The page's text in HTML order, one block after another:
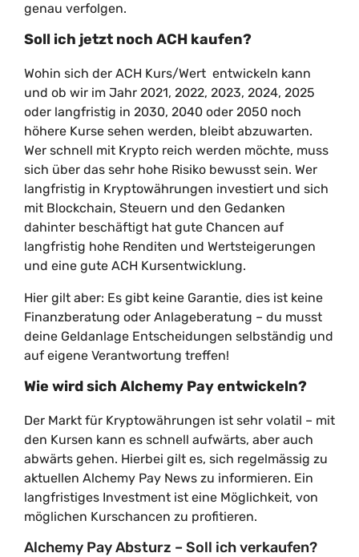
genau verfolgen.
Soll ich jetzt noch ACH kaufen?
Wohin sich der ACH Kurs/Wert entwickeln kann
und ob wir im Jahr 2021, 2022, 2023, 2024, 2025
oder langfristig in 2030, 2040 oder 2050 noch
höhere Kurse sehen werden, bleibt abzuwarten.
Wer schnell mit Krypto reich werden möchte, muss
sich über das sehr hohe Risiko bewusst sein. Wer
langfristig in Kryptowährungen investiert und sich
mit Blockchain, Steuern und den Gedanken
dahinter beschäftigt hat gute Chancen auf
langfristig hohe Renditen und Wertsteigerungen
und eine gute ACH Kursentwicklung.
Hier gilt aber: Es gibt keine Garantie, dies ist keine
Finanzberatung oder Anlageberatung – du musst
deine Geldanlage Entscheidungen selbständig und
auf eigene Verantwortung treffen!
Wie wird sich Alchemy Pay entwickeln?
Der Markt für Kryptowährungen ist sehr volatil – mit
den Kursen kann es schnell aufwärts, aber auch
abwärts gehen. Hierbei gilt es, sich regelmässig zu
aktuellen Alchemy Pay News zu informieren. Ein
langfristiges Investment ist eine Möglichkeit, von
möglichen Kurschancen zu profitieren.
Alchemy Pay Absturz – Soll ich verkaufen?